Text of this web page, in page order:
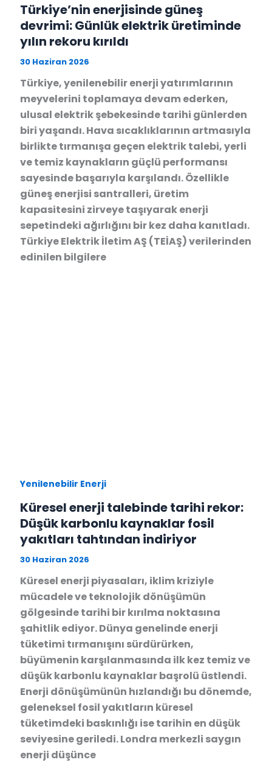
Türkiye’nin enerjisinde güneş
devrimi: Günlük elektrik üretiminde
yılın rekoru kırıldı
30 Haziran 2026
Türkiye, yenilenebilir enerji yatırımlarının
meyvelerini toplamaya devam ederken,
ulusal elektrik şebekesinde tarihi günlerden
biri yaşandı. Hava sıcaklıklarının artmasıyla
birlikte tırmanışa geçen elektrik talebi, yerli
ve temiz kaynakların güçlü performansı
sayesinde başarıyla karşılandı. Özellikle
güneş enerjisi santralleri, üretim
kapasitesini zirveye taşıyarak enerji
sepetindeki ağırlığını bir kez daha kanıtladı.
Türkiye Elektrik İletim AŞ (TEİAŞ) verilerinden
edinilen bilgilere
Yenilenebilir Enerji
Küresel enerji talebinde tarihi rekor:
Düşük karbonlu kaynaklar fosil
yakıtları tahtından indiriyor
30 Haziran 2026
Küresel enerji piyasaları, iklim kriziyle
mücadele ve teknolojik dönüşümün
gölgesinde tarihi bir kırılma noktasına
şahitlik ediyor. Dünya genelinde enerji
tüketimi tırmanışını sürdürürken,
büyümenin karşılanmasında ilk kez temiz ve
düşük karbonlu kaynaklar başrolü üstlendi.
Enerji dönüşümünün hızlandığı bu dönemde,
geleneksel fosil yakıtların küresel
tüketimdeki baskınlığı ise tarihin en düşük
seviyesine geriledi. Londra merkezli saygın
enerji düşünce